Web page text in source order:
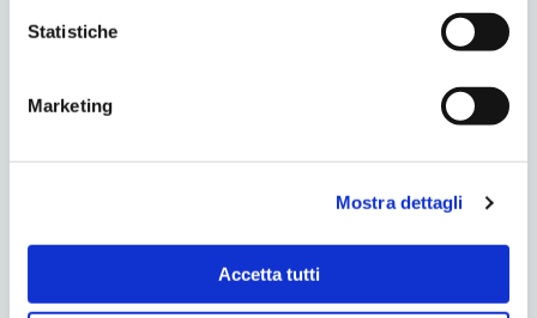
Statistiche
Marketing
Mostra dettagli
Accetta tutti
Senza categoria
ULTIMI POST
RESPIRAZIONE ORALE NEL BAMBINO
L’IMPORTANZA DELLA POSIZIONE DELLA LINGUA PER IL
MAL DI ORECCHIE E ATM: ESISTE UNA CORRELAZIONE?